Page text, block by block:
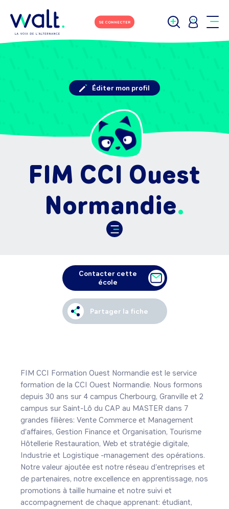
SE CONNECTER
FIM CCI Ouest
Normandie
Éditer mon profil
Contacter cette
école
Partager la fiche
FIM CCI Formation Ouest Normandie est le service
formation de la CCI Ouest Normandie. Nous formons
depuis 30 ans sur 4 campus Cherbourg, Granville et 2
campus sur Saint-Lô du CAP au MASTER dans 7
grandes filières: Vente Commerce et Management
d'affaires, Gestion Finance et Organisation, Tourisme
Hôtellerie Restauration, Web et stratégie digitale,
Industrie et Logistique -management des opérations.
Notre valeur ajoutée est notre réseau d'entreprises et
de partenaires, notre excellence en apprentissage, nos
promotions à taille humaine et notre suivi et
accompagnement de chaque apprenant: étudiant,